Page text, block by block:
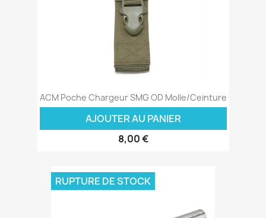
ACM Poche Chargeur SMG OD Molle/Ceinture
AJOUTER AU PANIER
8,00 €
RUPTURE DE STOCK